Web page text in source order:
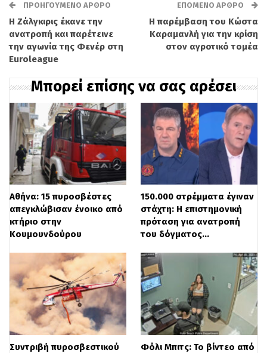
χρησιμοποιούσαν τις οικίες αυτές ως
βάσεις για την εγκληματική τους
δραστηριότητα. Το κύκλωμα
κλήσεις, στοχεύοντας κυρίως
ηλικιωμένους. Προσποιούμενοι τους
υπαλλήλους του ΔΕΔΔΗΕ και
επιστρατεύοντας διάφορα τεχνάσματα,
κατάφερναν να αποσπούν μεγάλα
χρηματικά ποσά και χρυσαφικά από τα
θύματά τους.
Η μέχρι τώρα έρευνα έχει οδηγήσει στην
εξιχνίαση 117 περιπτώσεων απάτης, οι
οποίες διαπράχθηκαν σχεδόν στο σύνολό
τους εντός της Αττικής. Σημειώνεται ότι
πολλοί από τους επτά συλληφθέντες είναι
σεσημασμένοι για παρόμοια αδικήματα,
ΠΡΟΗΓΟΎΜΕΝΟ ΆΡΘΡΟ
Η Ζάλγκιρις έκανε την
ανατροπή και παρέτεινε
την αγωνία της Φενέρ στη
Euroleague
ΕΠΌΜΕΝΟ ΆΡΘΡΟ
Η παρέμβαση του Κώστα
Καραμανλή για την κρίση
στον αγροτικό τομέα
Μπορεί επίσης να σας αρέσει
Αθήνα: 15 πυροσβέστες
απεγκλώβισαν ένοικο από
κτήριο στην
Κουμουνδούρου
150.000 στρέμματα έγιναν
στάχτη: Η επιστημονική
πρόταση για ανατροπή
του δόγματος…
Συντριβή πυροσβεστικού
Φόλι Μπιτς: Το βίντεο από